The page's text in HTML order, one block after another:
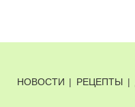
НОВОСТИ | РЕЦЕПТЫ |